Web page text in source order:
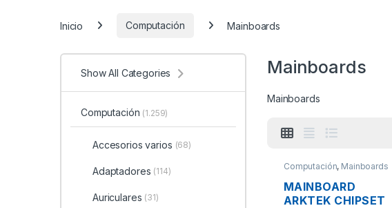
Inicio Computación Mainboards
Mainboards
Mainboards
Computación, Mainboards
MAINBOARD
ARKTEK CHIPSET
Show All Categories
Computación (1.259)
Accesorios varios (68)
Adaptadores (114)
Auriculares (31)